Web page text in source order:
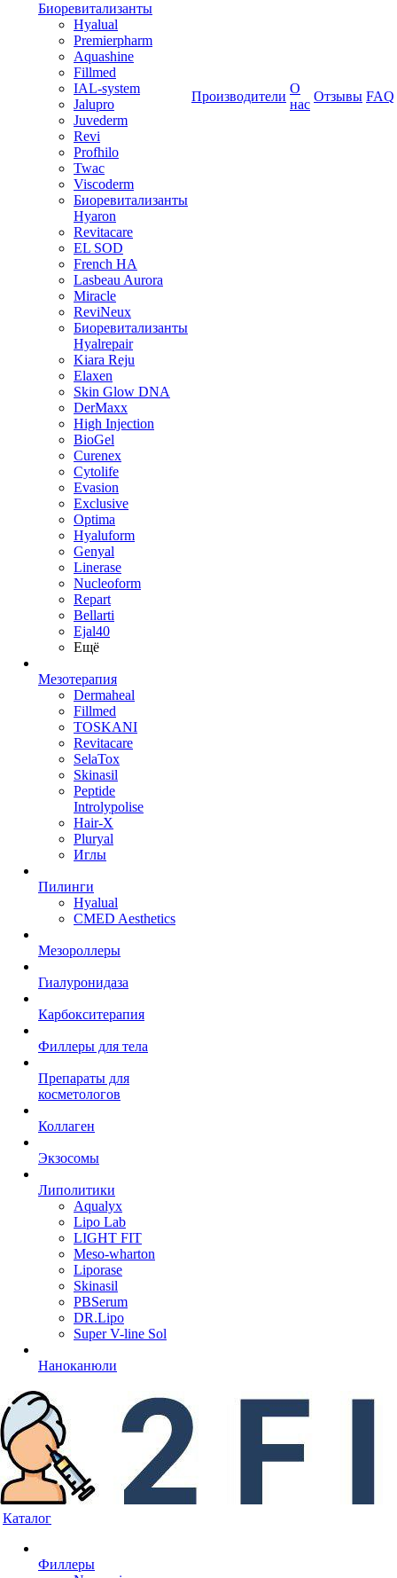
Биоревитализанты
Hyalual
Premierpharm
Aquashine
Fillmed
IAL-system
Jalupro
Juvederm
Revi
Profhilo
Twac
Viscoderm
Биоревитализанты
Hyaron
Revitacare
EL SOD
French HA
Lasbeau Aurora
Miracle
ReviNeux
Биоревитализанты
Hyalrepair
Kiara Reju
Elaxen
Skin Glow DNA
DerMaxx
High Injection
BioGel
Curenex
Cytolife
Evasion
Exclusive
Optima
Hyaluform
Genyal
Linerase
Nucleoform
Repart
Bellarti
Ejal40
Ещё
Мезотерапия
Dermaheal
Fillmed
TOSKANI
Revitacare
SelaTox
Skinasil
Peptide
Introlypolise
Hair-X
Pluryal
Иглы
Пилинги
Hyalual
CMED Aesthetics
Мезороллеры
Гиалуронидаза
Карбокситерапия
Филлеры для тела
Препараты для
косметологов
Коллаген
Экзосомы
Липолитики
Aqualyx
Lipo Lab
LIGHT FIT
Meso-wharton
Liporase
Skinasil
PBSerum
DR.Lipo
Super V-line Sol
Наноканюли
Производители
О
нас
Отзывы FAQ
Каталог
Филлеры